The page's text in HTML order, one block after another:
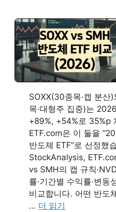
SOXX(30종목·캡 분산
목·대형주 집중)는
+89%, +54%로 35%p
ETF.com은 이 둘을
반도체 ETF”로 선정했
StockAnalysis,
vs SMH의 캡 규칙
률·기간별 수익률·변동
비교합니다. 어떤 반도
… 더 읽기